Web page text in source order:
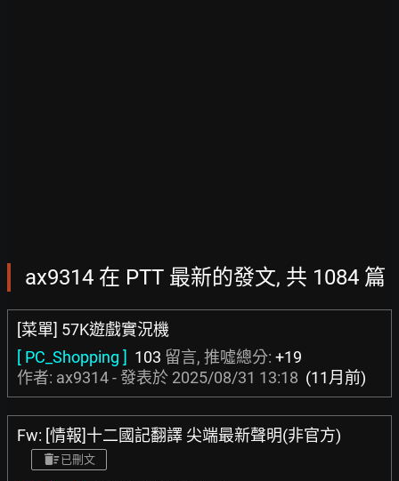
ax9314 在 PTT 最新的發文, 共 1084 篇
[菜單] 57K遊戲實況機
[ PC_Shopping ] 103 留言, 推噓總分: +19
作者: ax9314 - 發表於 2025/08/31 13:18 (11月前)
Fw: [情報]十二國記翻譯 尖端最新聲明(非官方)
已刪文